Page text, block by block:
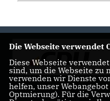
Die Webseite verwendet
Diese Webseite
sind, um die Webseite zu
verwenden wir Dienste
helfen, unser
Optmierung). Für die